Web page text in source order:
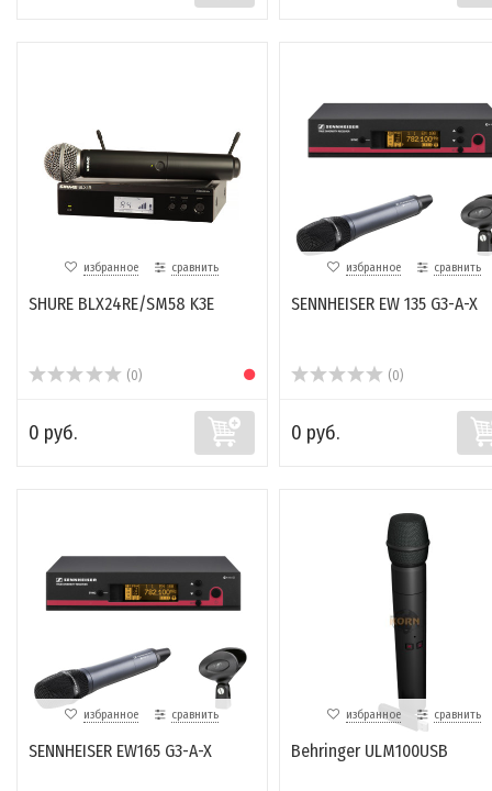
избранное сравнить
SHURE BLX24RE/SM58 K3E
(0)
0 руб.
избранное сравнить
SENNHEISER EW 135 G3-A-X
(0)
0 руб.
избранное сравнить
SENNHEISER EW165 G3-A-X
избранное сравнить
Behringer ULM100USB